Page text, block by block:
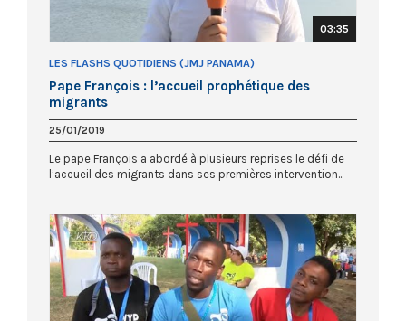
03:35
LES FLASHS QUOTIDIENS (JMJ PANAMA)
Pape François : l’accueil prophétique des
migrants
25/01/2019
Le pape François a abordé à plusieurs reprises le défi de
l’accueil des migrants dans ses premières intervention...